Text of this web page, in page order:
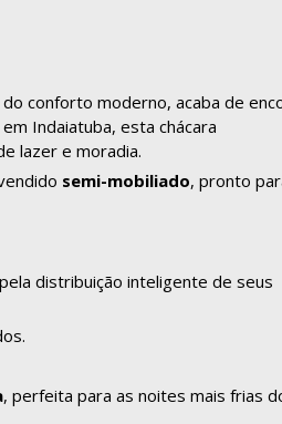
conforto moderno, acaba de
em Indaiatuba, esta chácara
lazer e moradia.
semi-mobiliado, pronto
distribuição inteligente de seus
, perfeita para as noites mais frias